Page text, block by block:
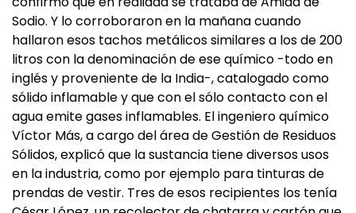
Sodio. Y lo corroboraron en la mañana cuando
hallaron esos tachos metálicos similares a los de 200
litros con la denominación de ese químico -todo en
inglés y proveniente de la India-, catalogado como
sólido inflamable y que con el sólo contacto con el
agua emite gases inflamables. El ingeniero químico
Víctor Más, a cargo del área de Gestión de Residuos
Sólidos, explicó que la sustancia tiene diversos usos
en la industria, como por ejemplo para tinturas de
prendas de vestir. Tres de esos recipientes los tenía